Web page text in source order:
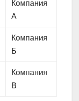
Компания
А
Компания
Б
Компания
В